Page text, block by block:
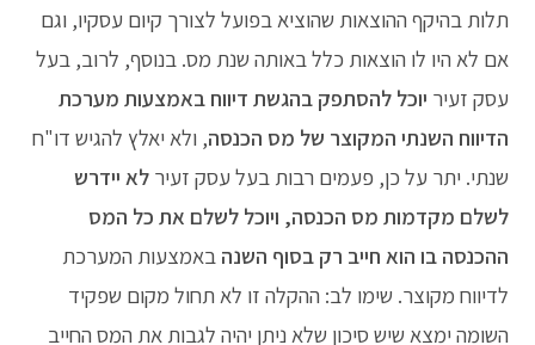
תלות בהיקף ההוצאות שהוציא בפועל לצורך קיום עסקיו, וגם
אם לא היו לו הוצאות כלל באותה שנת מס. בנוסף, לרוב, בעל
עסק זעיר יוכל להסתפק בהגשת דיווח באמצעות מערכת
הדיווח השנתי המקוצר של מס הכנסה, ולא יאלץ להגיש דו"ח
שנתי. יתר על כן, פעמים רבות בעל עסק זעירלא יידרש
לשלם מקדמות מס הכנסה, ויוכל לשלם את כל המס
ההכנסה בו הוא חייב רק בסוף השנה באמצעות המערכת
לדיווח מקוצר. שימו לב: ההקלה זו לא תחול מקום שפקיד
השומה ימצא שיש סיכון שלא ניתן יהיה לגבות את המס החייב